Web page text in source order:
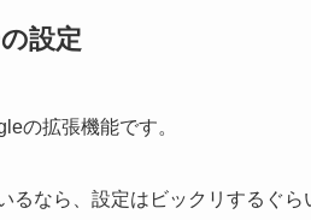
設定
の拡張機能です。
るなら、設定はビックリするぐら